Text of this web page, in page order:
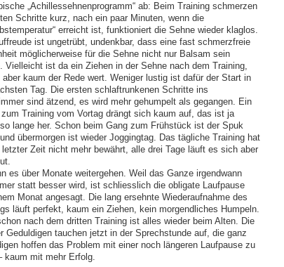
„Achillessehnenprogramm“ ab: Beim Training schmerzen
Schritte kurz, nach ein paar Minuten, wenn die
erreicht ist, funktioniert die Sehne wieder klaglos.
ist ungetrübt, undenkbar, dass eine fast schmerzfreie
möglicherweise für die Sehne nicht nur Balsam sein
Vielleicht ist da ein Ziehen in der Sehne nach dem Training,
kaum der Rede wert. Weniger lustig ist dafür der Start in
Tag. Die ersten schlaftrunkenen Schritte ins
sind ätzend, es wird mehr gehumpelt als gegangen. Ein
zum Training vom Vortag drängt sich kaum auf, das ist ja
lange her. Schon beim Gang zum Frühstück ist der Spuk
übermorgen ist wieder Joggingtag. Das tägliche Training hat
Zeit nicht mehr bewährt, alle drei Tage läuft es sich aber
es über Monate weitergehen. Weil das Ganze irgendwann
statt besser wird, ist schliesslich die obligate Laufpause
Monat angesagt. Die lang ersehnte Wiederaufnahme des
läuft perfekt, kaum ein Ziehen, kein morgendliches Humpeln.
nach dem dritten Training ist alles wieder beim Alten. Die
Geduldigen tauchen jetzt in der Sprechstunde auf, die ganz
hoffen das Problem mit einer noch längeren Laufpause zu
kaum mit mehr Erfolg.